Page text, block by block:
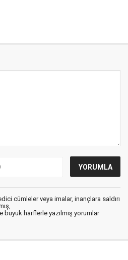
cümleler veya imalar, inançlara saldırı
büyük harflerle yazılmış yorumlar